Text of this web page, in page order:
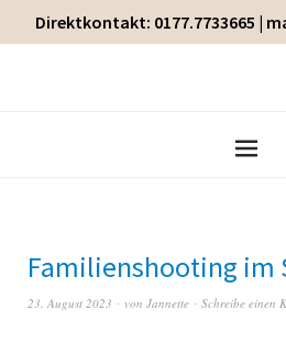
Direktkontakt: 0177.7733665 |
Familienshooting im
23. August 2023 von Jannette Schreibe einen